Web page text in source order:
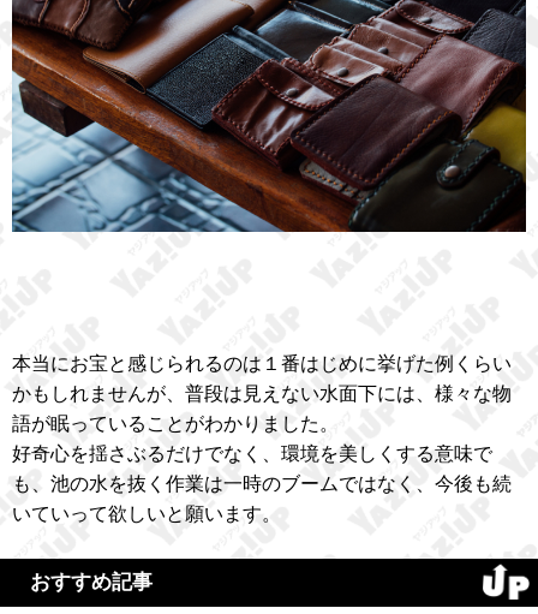
本当にお宝と感じられるのは１番はじめに挙げた例くらい
かもしれませんが、普段は見えない水面下には、様々な物
語が眠っていることがわかりました。
好奇心を揺さぶるだけでなく、環境を美しくする意味で
も、池の水を抜く作業は一時のブームではなく、今後も続
いていって欲しいと願います。
おすすめ記事